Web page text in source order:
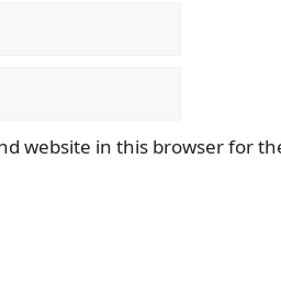
website in this browser for